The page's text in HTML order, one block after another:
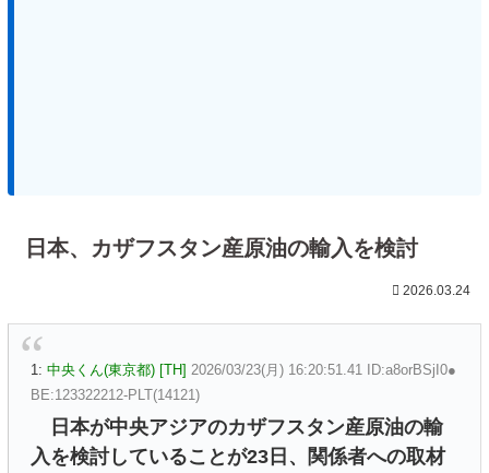
日本、カザフスタン産原油の輸入を検討
2026.03.24
1: 中央くん(東京都) [TH] 2026/03/23(月) 16:20:51.41 ID:a8orBSjI0●
BE:123322212-PLT(14121)
日本が中央アジアのカザフスタン産原油の輸
入を検討していることが23日、関係者への取材